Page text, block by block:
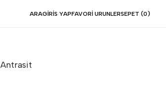
ARAGIRIS YAPFAVORI URUNLERSEPET (0 )
Antrasit